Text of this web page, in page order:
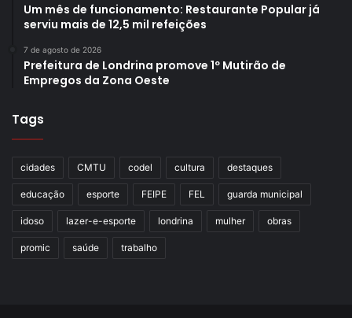
Um mês de funcionamento: Restaurante Popular já
serviu mais de 12,5 mil refeições
7 de agosto de 2026
Prefeitura de Londrina promove 1º Mutirão de
Empregos da Zona Oeste
Tags
cidades CMTU codel cultura destaques
educação esporte FEIPE FEL guarda municipal
idoso lazer-e-esporte londrina mulher obras
promic saúde trabalho